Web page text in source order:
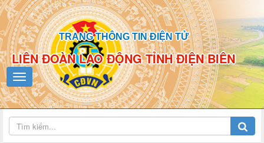
TRANG THÔNG TIN ĐIỆN TỬ
LIÊN ĐOÀN LAO ĐỘNG TỈNH ĐIỆN BIÊN